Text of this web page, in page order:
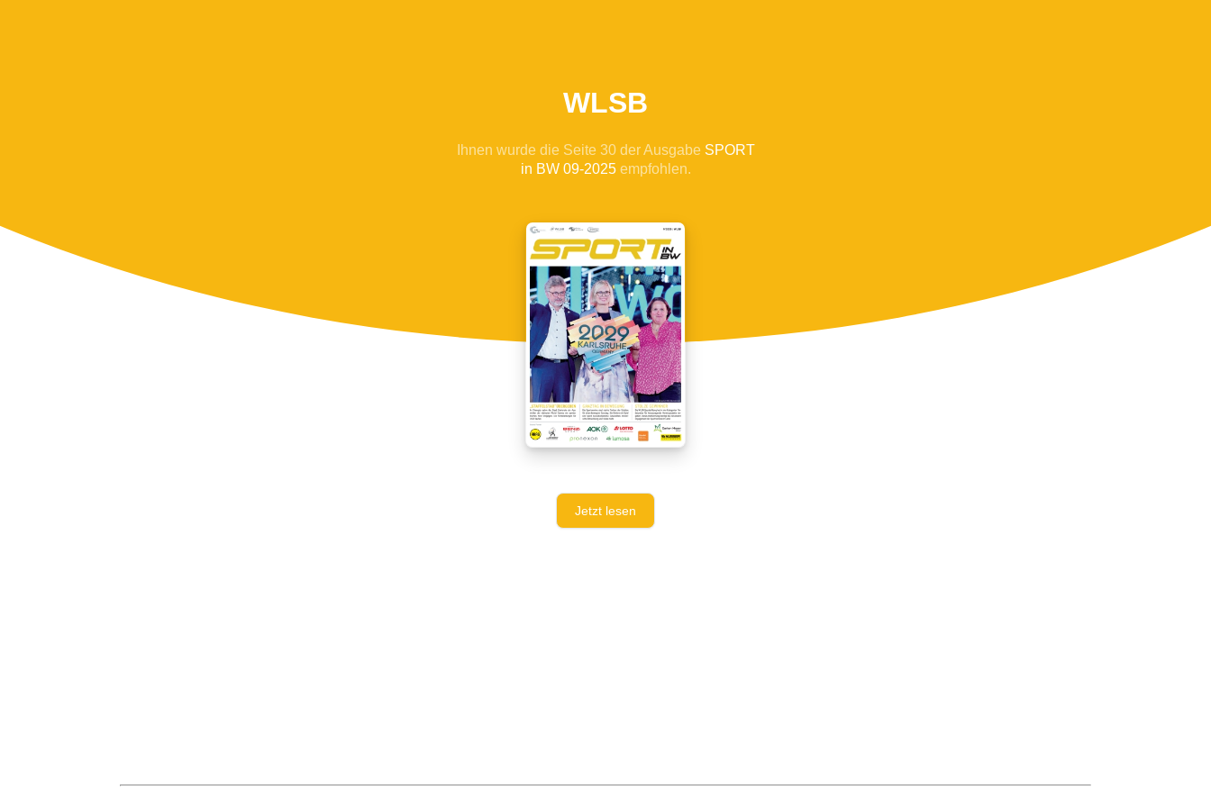
WLSB
Ihnen wurde die Seite 30 der Ausgabe SPORT
in BW 09-2025 empfohlen.
Jetzt lesen